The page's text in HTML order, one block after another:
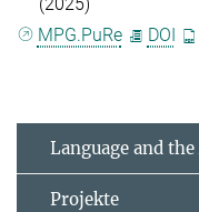
MPG.PuRe
DOI
Language and
Projekte